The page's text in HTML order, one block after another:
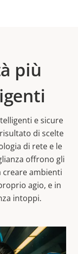
più
e sicure
di scelte
di rete e le
offrono gli
creare ambienti
agio, e in
intoppi.